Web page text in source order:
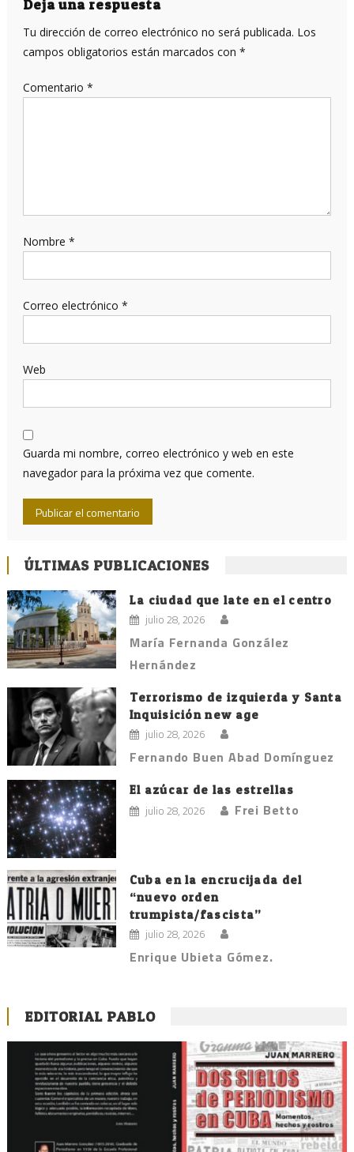
entradas
Deja una respuesta
Tu dirección de correo electrónico no será publicada. Los
campos obligatorios están marcados con *
Comentario *
Nombre *
Correo electrónico *
Web
Guarda mi nombre, correo electrónico y web en este
navegador para la próxima vez que comente.
ÚLTIMAS PUBLICACIONES
La ciudad que late en el centro
julio 28, 2026
María Fernanda González
Hernández
Terrorismo de izquierda y Santa
Inquisición new age
julio 28, 2026
Fernando Buen Abad Domínguez
El azúcar de las estrellas
julio 28, 2026 Frei Betto
Cuba en la encrucijada del
“nuevo orden
trumpista/fascista”
julio 28, 2026
Enrique Ubieta Gómez.
EDITORIAL PABLO